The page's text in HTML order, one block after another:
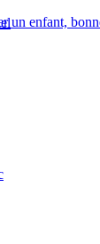
un enfant,